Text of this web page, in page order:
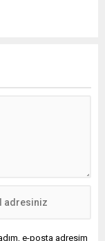
e-posta adresim